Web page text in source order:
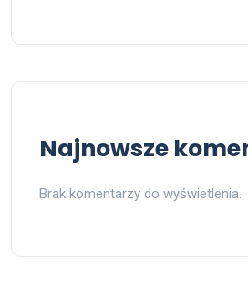
Najnowsze
Brak komentarzy do wyświetlenia.